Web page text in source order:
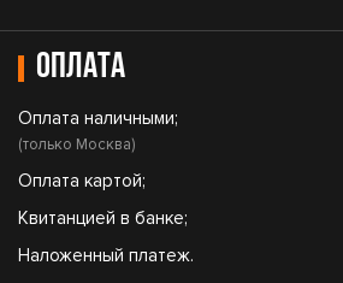
Оплата
Оплата наличными;
(только Москва)
Оплата картой;
Квитанцией в банке;
Наложенный платеж.